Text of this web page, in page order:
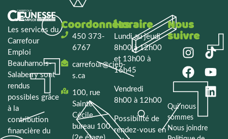
Les services du
Carrefour
Emploi
Beauharnois-
Salaberrysont
rendus
possibles grâce
à la
contribution
financière du
Coordonnées
450 373-
6767
carrefour@cjeb-
s.ca
100, rue
Sainte-
Cécile
bureau 100
Horaire
Lundi au jeudi
8h00 à 12h00
et 13h00 à
16h45
Vendredi
8h00 à 12h00
Possibilité de
rendez-vous en
Nous
suivre
Qui nous
sommes
Nous joindre